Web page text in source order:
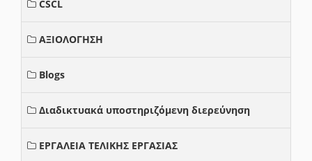
CSCL
ΑΞΙΟΛΟΓΗΣΗ
Blogs
Διαδικτυακά υποστηριζόμενη διερεύνηση
ΕΡΓΑΛΕΙΑ ΤΕΛΙΚΗΣ ΕΡΓΑΣΙΑΣ